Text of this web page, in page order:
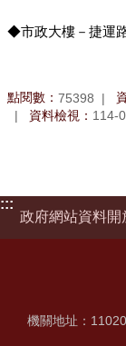
◆市政大樓－捷運
點閱數： 75398
資料檢視： 114-
:::
政府網站資料開
機關地址：